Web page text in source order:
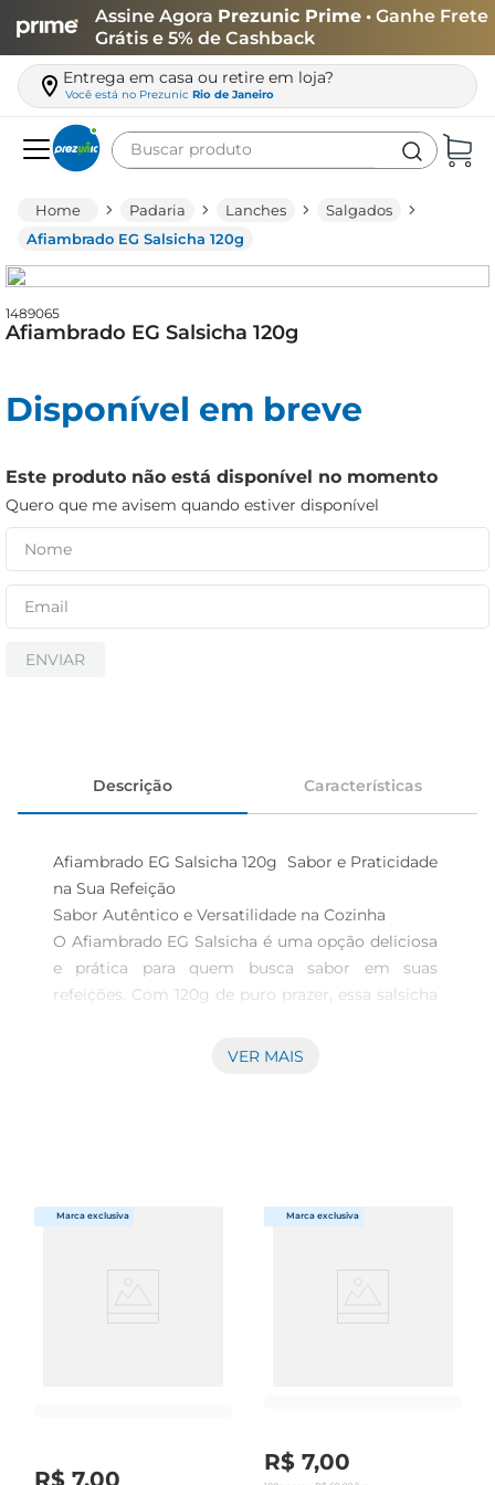
Assine Agora Prezunic Prime • Ganhe Frete
Grátis e 5% de Cashback
Entrega em casa ou retire em loja?
Você está no Prezunic Rio de Janeiro
Buscar produto
Padaria Lanches
Salgados
Afiambrado EG Salsicha 120g
1489065
Afiambrado EG Salsicha 120g
Disponível em breve
Este produto não está disponível no momento
Quero que me avisem quando estiver disponível
ENVIAR
Descrição Características
Afiambrado EG Salsicha 120g  Sabor e Praticidade
na Sua Refeição
Sabor Autêntico e Versatilidade na Cozinha
O Afiambrado EG Salsicha é uma opção deliciosa
e prática para quem busca sabor em suas
refeições. Com 120g de puro prazer, essa salsicha
até mesmo para ser servida em festas e
Produzido com ingredientes de alta qualidade, o
Afiambrado EG Salsicha é elaborado para garantir
Cada mordida traz a certeza de um produto que
diferentes formas de preparo. Experimente
VER MAIS
R$ 7,00
R$ 7,00
leite
queijo
biscoito
iogurte
papel higiênico